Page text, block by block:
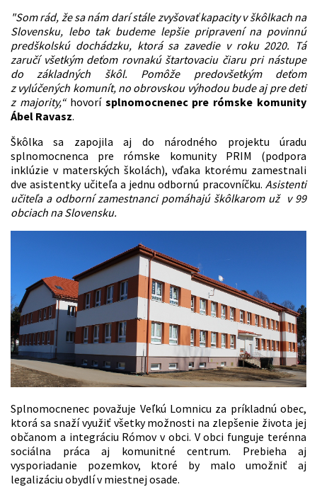
"Som rád, že sa nám darí stále zvyšovať kapacity v škôlkach na
Slovensku, lebo tak budeme lepšie pripravení na povinnú
predškolskú dochádzku, ktorá sa zavedie v roku 2020. Tá
zaručí všetkým deťom rovnakú štartovaciu čiaru pri nástupe
do základných škôl. Pomôže predovšetkým deťom
z vylúčených komunít, no obrovskou výhodou bude aj pre deti
z majority,“ hovorí splnomocnenec pre rómske komunity
Ábel Ravasz.
Škôlka sa zapojila aj do národného projektu úradu
splnomocnenca pre rómske komunity PRIM (podpora
inklúzie v materských školách), vďaka ktorému zamestnali
dve asistentky učiteľa a jednu odbornú pracovníčku. Asistenti
učiteľa a odborní zamestnanci pomáhajú škôlkarom už v 99
obciach na Slovensku.
Splnomocnenec považuje Veľkú Lomnicu za príkladnú obec,
ktorá sa snaží využiť všetky možnosti na zlepšenie života jej
občanom a integráciu Rómov v obci. V obci funguje terénna
sociálna práca aj komunitné centrum. Prebieha aj
vysporiadanie pozemkov, ktoré by malo umožniť aj
legalizáciu obydlí v miestnej osade.